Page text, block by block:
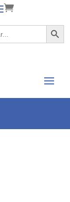
Botón de